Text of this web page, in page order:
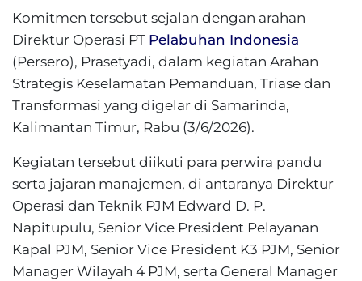
Komitmen tersebut sejalan dengan arahan
Direktur Operasi PT Pelabuhan Indonesia
(Persero), Prasetyadi, dalam kegiatan Arahan
Strategis Keselamatan Pemanduan, Triase dan
Transformasi yang digelar di Samarinda,
Kalimantan Timur, Rabu (3/6/2026).
Kegiatan tersebut diikuti para perwira pandu
serta jajaran manajemen, di antaranya Direktur
Operasi dan Teknik PJM Edward D. P.
Napitupulu, Senior Vice President Pelayanan
Kapal PJM, Senior Vice President K3 PJM, Senior
Manager Wilayah 4 PJM, serta General Manager